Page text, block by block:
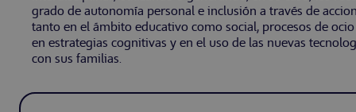
grado de autonomía personal e inclusión a través de
tanto en el ámbito educativo como social, procesos de
en estrategias cognitivas y en el uso de las nuevas
con sus familias.